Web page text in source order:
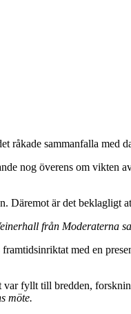
råkade sammanfalla med
nog överens om vikten
Däremot är det beklagligt
från Moderaterna
med en
fyllt till bredden,
möte.